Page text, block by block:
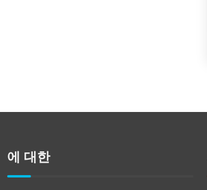
에 대한